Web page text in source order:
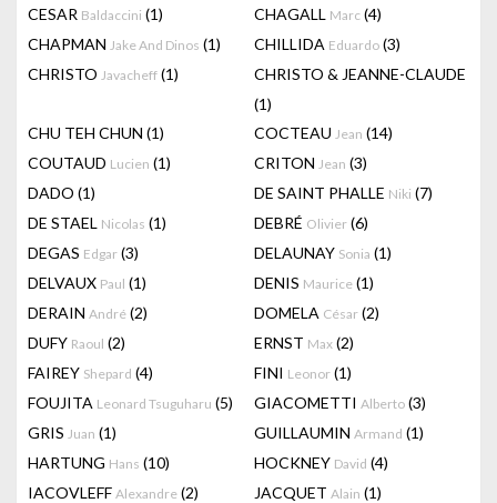
CESAR Baldaccini (1) CHAGALL Marc (4)
CHAPMAN Jake And Dinos (1) CHILLIDA Eduardo (3)
CHRISTO Javacheff (1)
CHRISTO & JEANNE-CLAUDE
(1)
CHU TEH CHUN (1) COCTEAU Jean (14)
COUTAUD Lucien (1) CRITON Jean (3)
DADO (1) DE SAINT PHALLE Niki (7)
DE STAEL Nicolas (1) DEBRÉ Olivier (6)
DEGAS Edgar (3) DELAUNAY Sonia (1)
DELVAUX Paul (1) DENIS Maurice (1)
DERAIN André (2) DOMELA César (2)
DUFY Raoul (2) ERNST Max (2)
FAIREY Shepard (4) FINI Leonor (1)
FOUJITA Leonard Tsuguharu (5) GIACOMETTI Alberto (3)
GRIS Juan (1) GUILLAUMIN Armand (1)
HARTUNG Hans (10) HOCKNEY David (4)
IACOVLEFF Alexandre (2) JACQUET Alain (1)